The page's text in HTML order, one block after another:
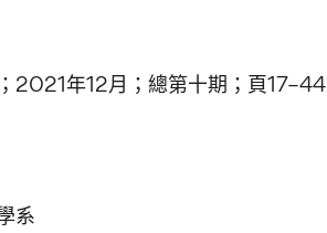
2021年12月；總第十期；頁17–44
系